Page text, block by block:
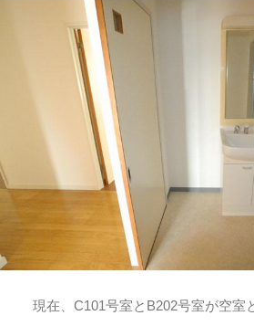
現在、C101号室とB202号室が空室